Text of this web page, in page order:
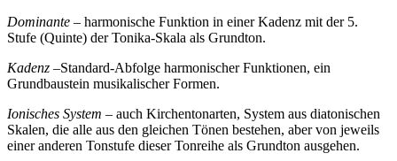
Dominante – harmonische Funktion in einer Kadenz mit der 5.
Stufe (Quinte) der Tonika-Skala als Grundton.
Kadenz –Standard-Abfolge harmonischer Funktionen, ein
Grundbaustein musikalischer Formen.
Ionisches System – auch Kirchentonarten, System aus diatonischen
Skalen, die alle aus den gleichen Tönen bestehen, aber von jeweils
einer anderen Tonstufe dieser Tonreihe als Grundton ausgehen.